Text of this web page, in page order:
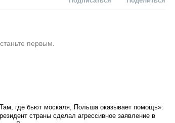
первым.
где бьют москаля, Польша оказывает помощь»:
страны сделал агрессивное заявление в